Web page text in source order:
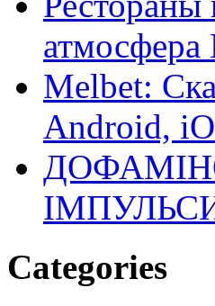
Melbet:
Android,
Categories